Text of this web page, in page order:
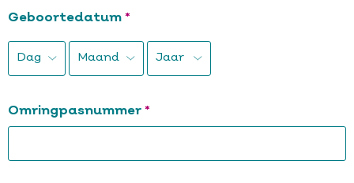
Geboortedatum Verplicht
Omringpasnummer Verplicht